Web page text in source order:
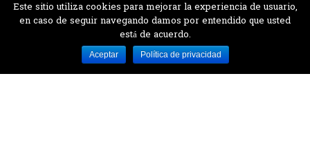
Desarrollado por MJTEC.
Este sitio utiliza cookies para mejorar la experiencia de usuario,
en caso de seguir navegando damos por entendido que usted
está de acuerdo.
Aceptar Política de privacidad